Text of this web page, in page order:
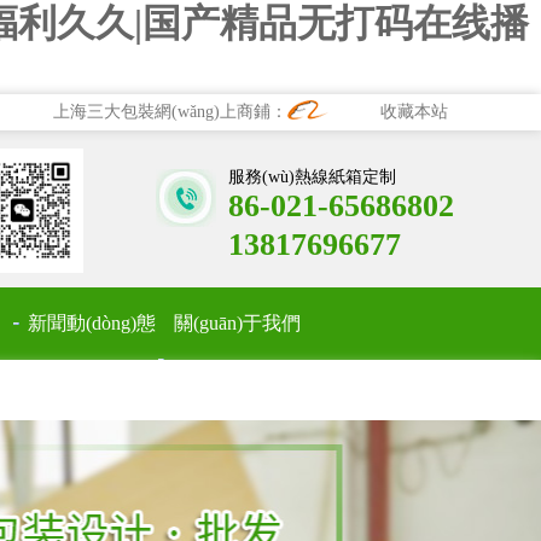
久久|国产精品无打码在线播
上海三大包裝網(wǎng)上商鋪： 收藏本站
服務(wù)熱線紙箱定制
86-021-65686802
13817696677
新聞動(dòng)態 關(guān)于我們